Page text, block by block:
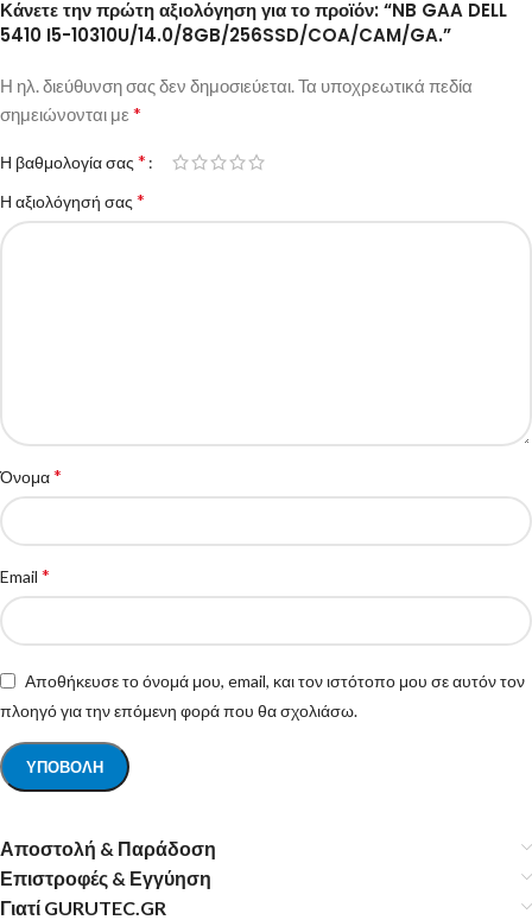
Κάνετε την πρώτη αξιολόγηση για το προϊόν: “NB GAA DELL
5410 I5-10310U/14.0/8GB/256SSD/COA/CAM/GA.”
Η ηλ. διεύθυνση σας δεν δημοσιεύεται.Τα υποχρεωτικά πεδία
σημειώνονται με *
Η βαθμολογία σας *
Η αξιολόγησή σας *
Όνομα*
Email *
Αποθήκευσε το όνομά μου, email, και τον ιστότοπο μου σε αυτόν τον
πλοηγό για την επόμενη φορά που θα σχολιάσω.
Αποστολή & Παράδοση
Επιστροφές & Εγγύηση
Γιατί GURUTEC.GR